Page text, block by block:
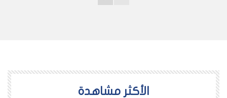
اﻷكثر مشاهدة